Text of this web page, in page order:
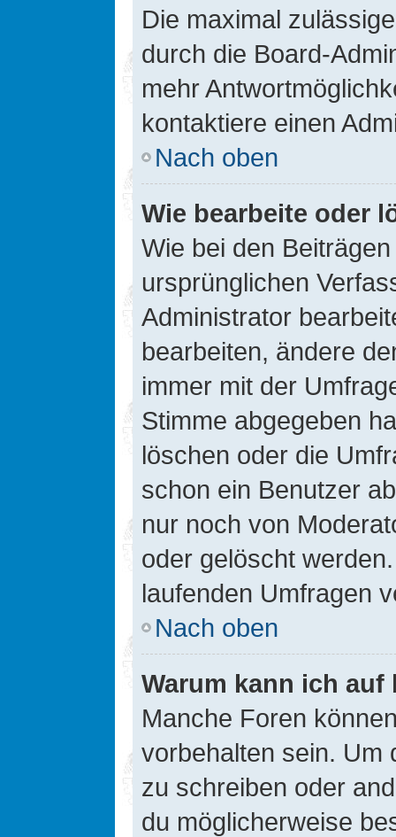
Die maximal
durch die Board-
mehr
kontaktiere einen
Nach oben
Wie bearbeite oder
Wie bei den
ursprünglichen
Administrator
bearbeiten, ändere
immer mit der
Stimme abgegeben
löschen oder die
schon ein Benutzer
nur noch von
oder gelöscht
laufenden Umfragen
Nach oben
Warum kann ich
Manche Foren
vorbehalten sein. Um
zu schreiben oder
du möglicherweise